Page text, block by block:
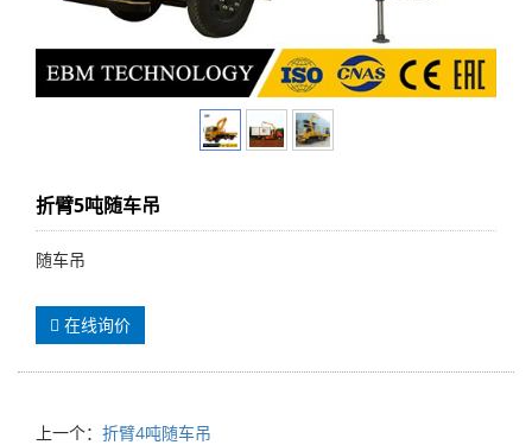
折臂5吨随车吊
随车吊
在线询价
上一个： 折臂4吨随车吊